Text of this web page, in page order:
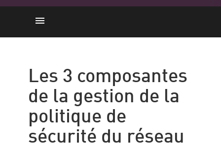
Policies
Avantages
Examples
Les types
Les 3 composantes
de la gestion de la
politique de
sécurité du réseau